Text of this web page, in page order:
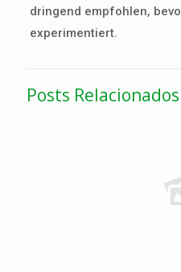
dringend empfohlen,
experimentiert.
Posts Relacionados